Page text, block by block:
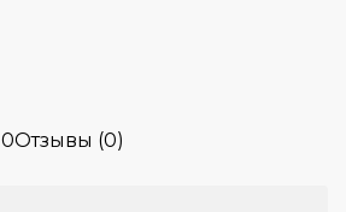
0Отзывы (0)